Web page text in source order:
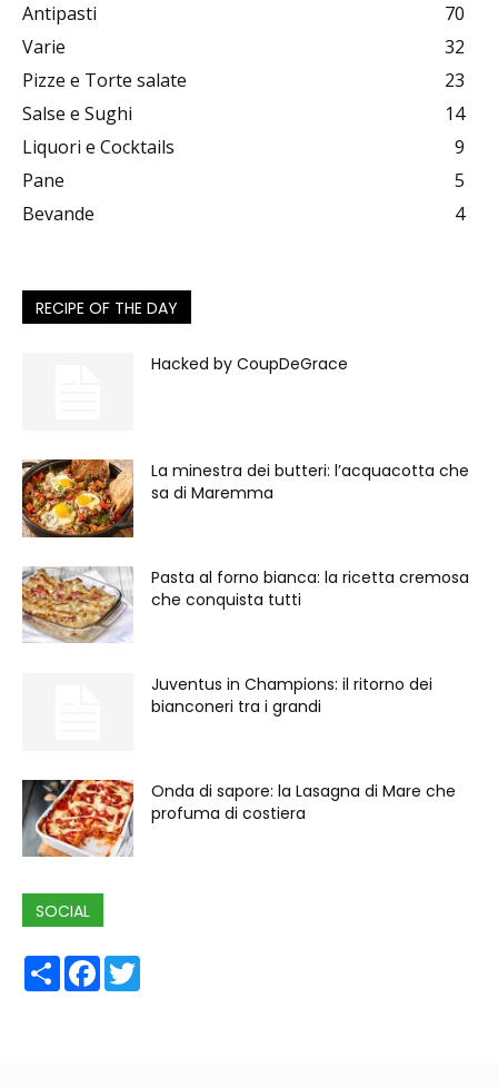
Antipasti
70
Varie
32
Pizze e Torte salate
23
Salse e Sughi
14
Liquori e Cocktails
9
Pane
5
Bevande
4
RECIPE OF THE DAY
Hacked by CoupDeGrace
La minestra dei butteri: l’acquacotta che
sa di Maremma
Pasta al forno bianca: la ricetta cremosa
che conquista tutti
Juventus in Champions: il ritorno dei
bianconeri tra i grandi
Onda di sapore: la Lasagna di Mare che
profuma di costiera
SOCIAL
ShareFacebook